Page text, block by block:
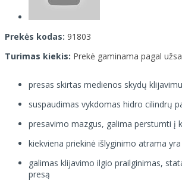
Prekės kodas: 91803
Turimas kiekis: Prekė gaminama pagal
presas skirtas medienos skydų
suspaudimas vykdomas hidro cilindrų
presavimo mazgus, galima perstumti į
kiekviena priekinė išlyginimo atrama
galimas klijavimo ilgio prailginimas,
presą